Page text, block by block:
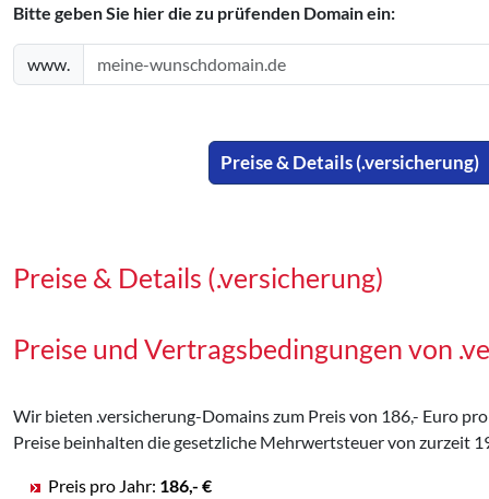
Bitte geben Sie hier die zu prüfenden Domain ein:
www.
Preise & Details (.versicherung)
Preise & Details (.versicherung)
Preise und Vertragsbedingungen von
Wir bieten .versicherung-Domains zum Preis von 186,- Euro
Preise beinhalten die gesetzliche Mehrwertsteuer von zurzeit
Preis pro Jahr: 186,- €